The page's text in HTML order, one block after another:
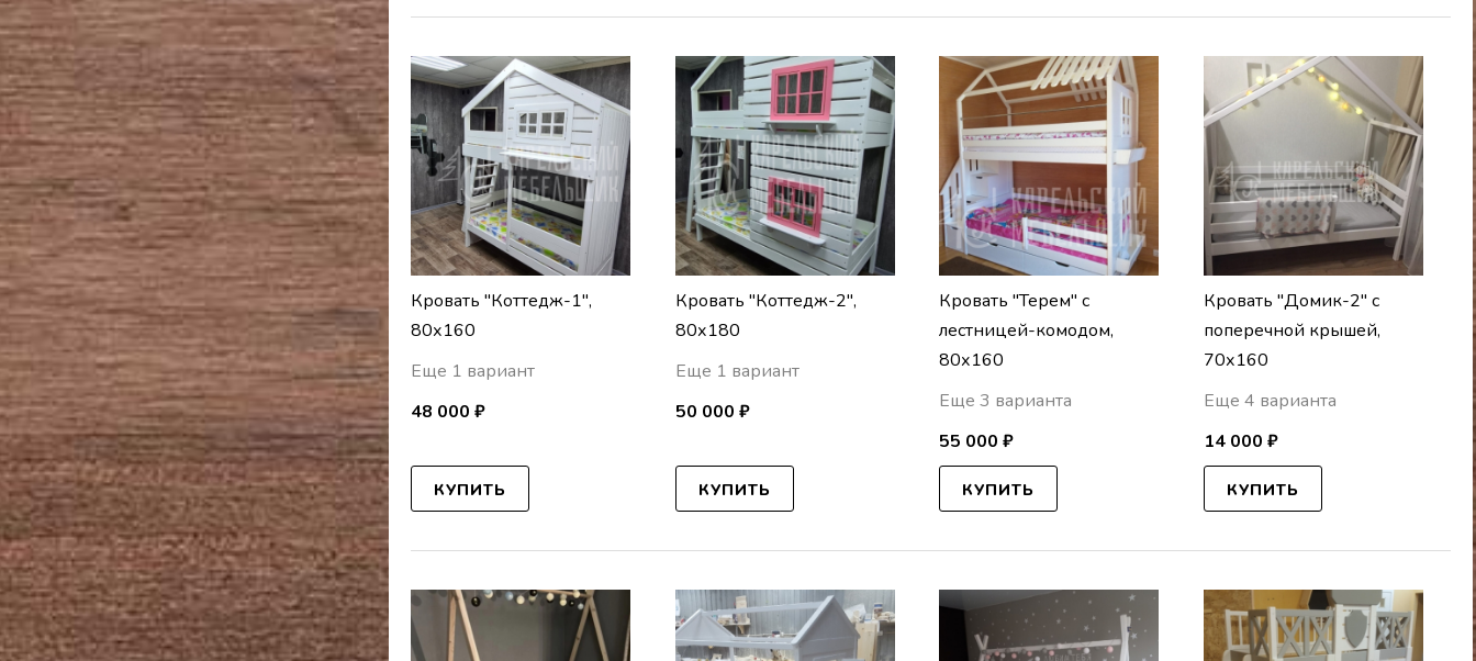
Кровать "Коттедж-1",
80х160
Еще 1 вариант
48 000 ₽
КУПИТЬ
Кровать "Коттедж-2",
80х180
Еще 1 вариант
50 000 ₽
КУПИТЬ
Кровать "Терем" с
лестницей-комодом,
80х160
Еще 3 варианта
55 000 ₽
КУПИТЬ
Кровать "Домик-2" с
поперечной крышей,
70х160
Еще 4 варианта
14 000 ₽
КУПИТЬ